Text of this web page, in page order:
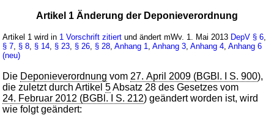
Artikel 1 Änderung der Deponieverordnung
Artikel 1 wird in 1 Vorschrift zitiert und ändert mWv. 1. Mai 2013 DepV § 6
§ 7 § 8 § 14 § 23 § 26 § 28 ,Anhang 1 ,Anhang 3 ,Anhang 4 ,Anhang 6
(neu)
Die Deponieverordnung vom 27. April 2009 (BGBl. I S. 900),
die zuletzt durch Artikel5Absatz 28 des Gesetzes vom
24. Februar 2012 (BGBl. I S. 212) geändert worden ist, wird
wie folgt geändert: